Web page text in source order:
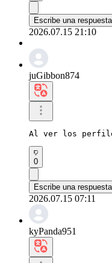
Escribe una respuesta
2026.07.15 21:10
juGibbon874
Al ver los
0
Escribe una respuesta
2026.07.15 07:11
kyPanda951